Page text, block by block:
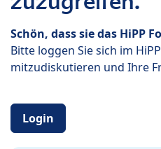
Schön, dass sie das HiPP
Bitte loggen Sie sich im
mitzudiskutieren und Ihre
Login